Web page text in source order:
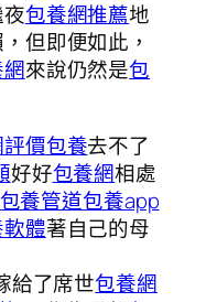
包養網推薦地
但即便如此，
來說仍然是包
價包養去不了
好好包養網相處
包養管道包養app
體著自己的母
給了席世包養網